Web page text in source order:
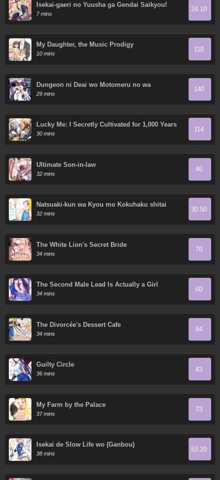
Isekai-gaeri no Yuusha ga Gendai Saikyou!
7 mins
24.10
My Daughter, the Music Prodigy
10 mins
110
Dungeon ni Deai wo Motomeru no wa
Machigatte Iru Darou ka Gaiden - Sword
Oratoria
29 mins
140
Lucky Me: I Secretly Cultivated for 1,000 Years
30 mins
114
Ultimate Son-in-law
32 mins
46
Natsuaki-kun wa Kyou mo Kokuhaku shitai
32 mins
30.50
The White Lion's Secret Bride
34 mins
70
The Second Male Lead Is Actually a Girl
34 mins
60
The Divorcée's Dessert Cafe
34 mins
84
Guilty Circle
36 mins
43
My Farm by the Palace
37 mins
73
Isekai de Slow Life wo (Ganbou)
38 mins
53.20